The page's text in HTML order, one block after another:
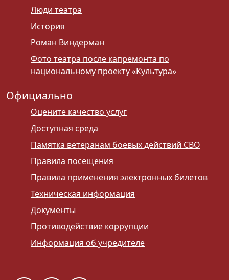
Люди театра
История
Роман Виндерман
Фото театра после капремонта по
национальному проекту «Культура»
Официально
Оцените качество услуг
Доступная среда
Памятка ветеранам боевых действий СВО
Правила посещения
Правила применения электронных билетов
Техническая информация
Документы
Противодействие коррупции
Информация об учредителе